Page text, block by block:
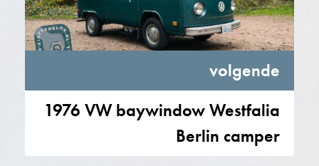
volgende
1976 VW baywindow Westfalia
Berlin camper